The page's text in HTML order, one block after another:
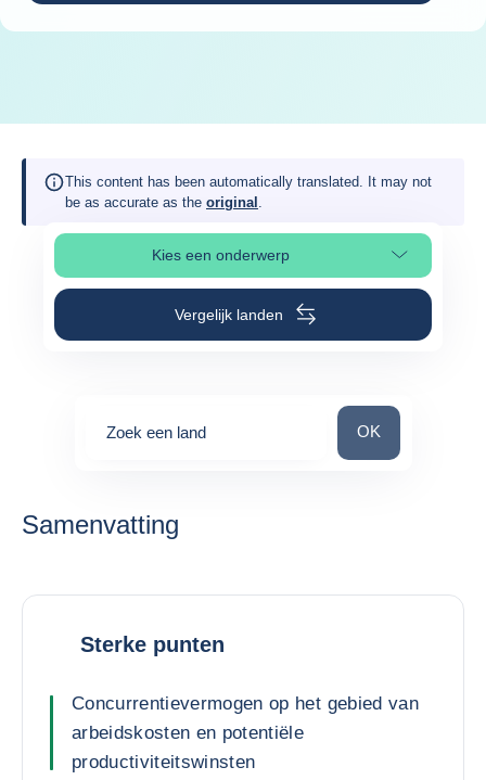
This content has been automatically translated. It may not
be as accurate as the original .
Kies een onderwerp
Selecteer paginasectie
Vergelijk landen
Zoek een land Zoek een land
OK
Samenvatting
Sterke punten
Concurrentievermogen op het gebied van
arbeidskosten en potentiële
productiviteitswinsten